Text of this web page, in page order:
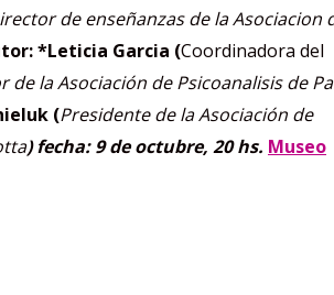
de enseñanzas de la Asociacion
*Leticia Garcia (Coordinadora del
de la Asociación de Psicoanalisis de
(Presidente de la Asociación de
) fecha: 9 de octubre, 20 hs. Museo